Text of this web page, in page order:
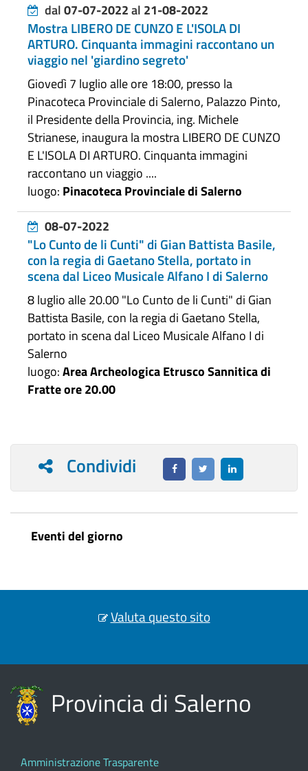
dal07-07-2022al 21-08-2022
Mostra LIBERO DE CUNZO E L'ISOLA DI
ARTURO. Cinquanta immagini raccontano un
viaggio nel 'giardino segreto'
Giovedì 7 luglio alle ore 18:00, presso la
Pinacoteca Provinciale di Salerno, Palazzo Pinto,
il Presidente della Provincia, ing. Michele
Strianese, inaugura la mostra LIBERO DE CUNZO
E L'ISOLA DI ARTURO. Cinquanta immagini
raccontano un viaggio ....
luogo: Pinacoteca Provinciale di Salerno
08-07-2022
"Lo Cunto de li Cunti" di Gian Battista Basile,
con la regia di Gaetano Stella, portato in
scena dal Liceo Musicale Alfano I di Salerno
8 luglio alle 20.00 "Lo Cunto de li Cunti" di Gian
Battista Basile, con la regia di Gaetano Stella,
portato in scena dal Liceo Musicale Alfano I di
Salerno
luogo:Area Archeologica Etrusco Sannitica di
Fratte ore 20.00
Condividi
Eventi del giorno
Valuta questo sito
Provincia di Salerno
Amministrazione Trasparente